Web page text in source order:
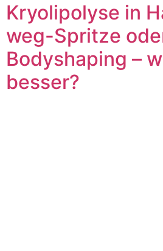
Kryolipolyse in
weg-Spritze
Bodyshaping –
besser?